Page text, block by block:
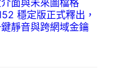
面與未來圖檔格
穩定版正式釋出，
靜音與跨網域金鑰